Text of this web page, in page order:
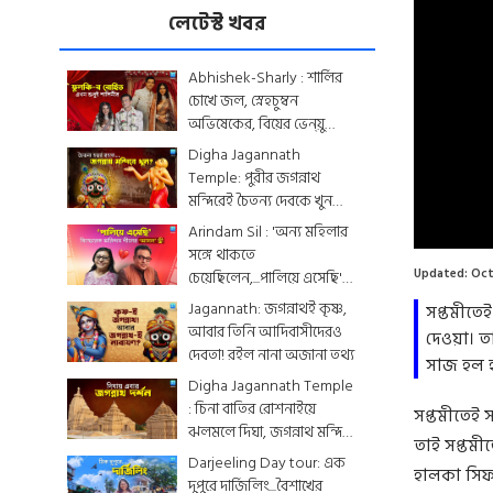
লেটেস্ট খবর
Abhishek-Sharly : শার্লির
চোখে জল, স্নেহচুম্বন
অভিষেকের, বিয়ের ভেন্য়ু
থেকে মেনু...দেখে নিন
একঝলকে
Digha Jagannath
Temple: পুরীর জগন্নাথ
মন্দিরেই চৈতন্য দেবকে খুন
করা হয়েছিল? জেনে নিন
রোমহর্ষক কাহিনী
Arindam Sil : 'অন্য মহিলার
সঙ্গে থাকতে
চেয়েছিলেন,...পালিয়ে এসেছি',
বিস্ফোরক অরিন্দমের স্ত্রী
Jagannath: জগন্নাথই কৃষ্ণ,
আবার তিনি আদিবাসীদেরও
দেবতা! রইল নানা অজানা তথ্য
Digha Jagannath Temple
: চিনা বাতির রোশনাইয়ে
ঝলমলে দিঘা, জগন্নাথ মন্দিরে
শেষ মুহূর্তের সাজসজ্জা তুঙ্গে
Darjeeling Day tour: এক
দুপুরে দার্জিলিং...বৈশাখের
দেওয়া।
সাজ হল
Updated:
সপ্তমীতেই
তাই
হালকা